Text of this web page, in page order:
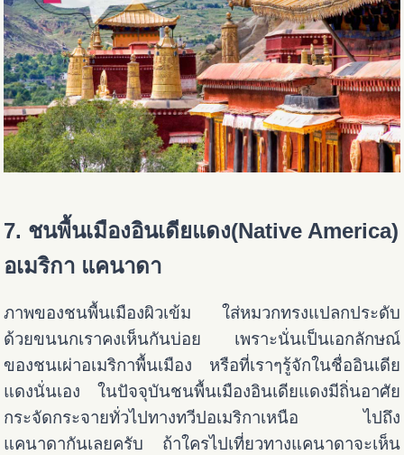
7. ชนพื้นเมืองอินเดียแดง(Native America)
อเมริกา แคนาดา
ภาพของชนพื้นเมืองผิวเข้ม ใส่หมวกทรงแปลกประดับ
ด้วยขนนกเราคงเห็นกันบ่อย เพราะนั่นเป็นเอกลักษณ์
ของชนเผ่าอเมริกาพื้นเมือง หรือที่เราๆรู้จักในชื่ออินเดีย
แดงนั่นเอง ในปัจจุบันชนพื้นเมืองอินเดียแดงมีถิ่นอาศัย
กระจัดกระจายทั่วไปทางทวีปอเมริกาเหนือ ไปถึง
แคนาดากันเลยครับ ถ้าใครไปเที่ยวทางแคนาดาจะเห็น